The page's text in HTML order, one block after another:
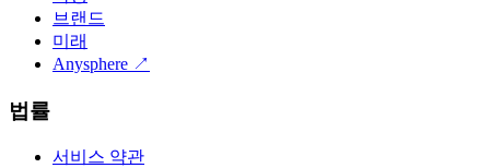
브랜드
미래
Anysphere ↗
법률
서비스 약관